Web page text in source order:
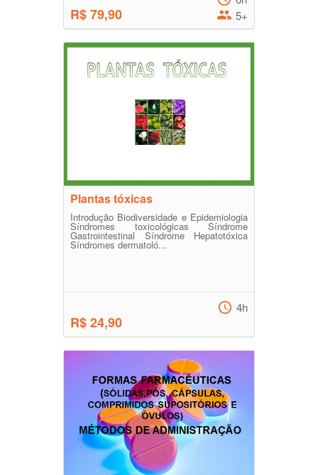
R$ 79,90
5+
Plantas tóxicas
Introdução Biodiversidade e Epidemiologia
Síndromes toxicológicas Síndrome
Gastrointestinal Síndrome Hepatotóxica
Síndromes dermatoló...
R$ 24,90
4h